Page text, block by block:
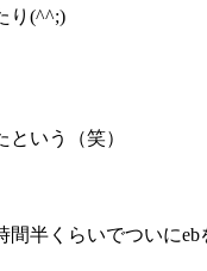
り(^^;)
いう（笑）
間半くらいでついにeb